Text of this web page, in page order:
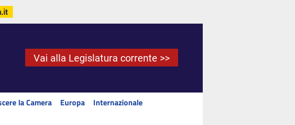
Vai alla Legislatura corrente >>
la Camera Europa Internazionale